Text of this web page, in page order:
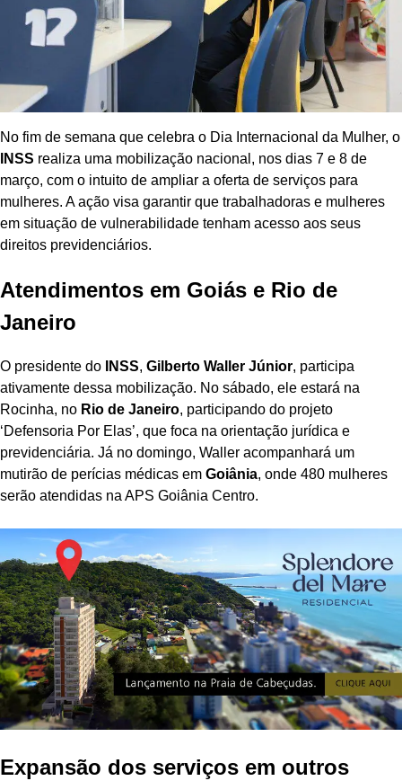
No fim de semana que celebra o Dia Internacional da Mulher, o
INSS realiza uma mobilização nacional, nos dias 7 e 8 de
março, com o intuito de ampliar a oferta de serviços para
mulheres. A ação visa garantir que trabalhadoras e mulheres
em situação de vulnerabilidade tenham acesso aos seus
direitos previdenciários.
Atendimentos em Goiás e Rio de
Janeiro
O presidente do INSS, Gilberto Waller Júnior, participa
ativamente dessa mobilização. No sábado, ele estará na
Rocinha, no Rio de Janeiro, participando do projeto
‘Defensoria Por Elas’, que foca na orientação jurídica e
previdenciária. Já no domingo, Waller acompanhará um
mutirão de perícias médicas em Goiânia, onde 480 mulheres
serão atendidas na APS Goiânia Centro.
Expansão dos serviços em outros